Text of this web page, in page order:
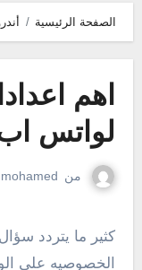
الصفحة الرئيسية
اهم
لواتس
من
كثير ما يتردد سؤال وإستفسار حول، كيفية حماية
الخصوصيه على